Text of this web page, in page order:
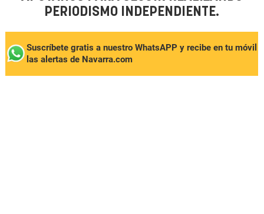
PERIODISMO INDEPENDIENTE.
Suscríbete gratis a nuestro WhatsAPP y recibe en tu móvil
las alertas de Navarra.com